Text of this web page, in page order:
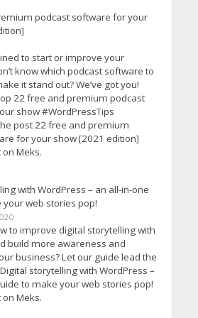
podcast software for your
to start or improve your
know which podcast software to
it stand out? We’ve got you!
22 free and premium podcast
show #WordPressTips
post 22 free and premium
for your show [2021 edition]
Meks.
with WordPress – an all-in-one
web stories pop!
to improve digital storytelling with
build more awareness and
business? Let our guide lead the
storytelling with WordPress –
to make your web stories pop!
Meks.